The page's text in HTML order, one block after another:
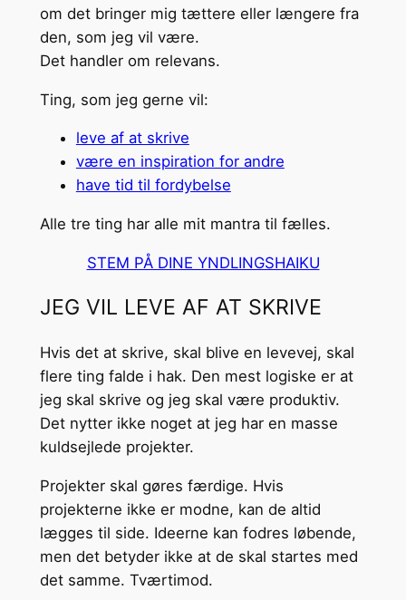
om det bringer mig tættere eller længere fra
den, som jeg vil være.
Det handler om relevans.
Ting, som jeg gerne vil:
leve af at skrive
være en inspiration for andre
have tid til fordybelse
Alle tre ting har alle mit mantra til fælles.
STEM PÅ DINE YNDLINGSHAIKU
JEG VIL LEVE AF AT SKRIVE
Hvis det at skrive, skal blive en levevej, skal
flere ting falde i hak. Den mest logiske er at
jeg skal skrive og jeg skal være produktiv.
Det nytter ikke noget at jeg har en masse
kuldsejlede projekter.
Projekter skal gøres færdige. Hvis
projekterne ikke er modne, kan de altid
lægges til side. Ideerne kan fodres løbende,
men det betyder ikke at de skal startes med
det samme. Tværtimod.